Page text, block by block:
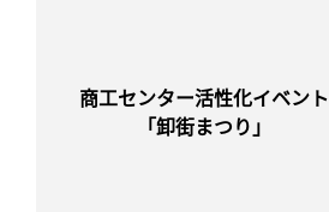
商工センター活性化イベント
「卸街まつり」